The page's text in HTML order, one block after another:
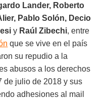
Lander, Roberto
Pablo Solón, Decio
y Raúl Zibechi, entre
que se vive en el país
su repudio a la
abusos a los derechos
de julio de 2018 y sus
adhesiones al mail